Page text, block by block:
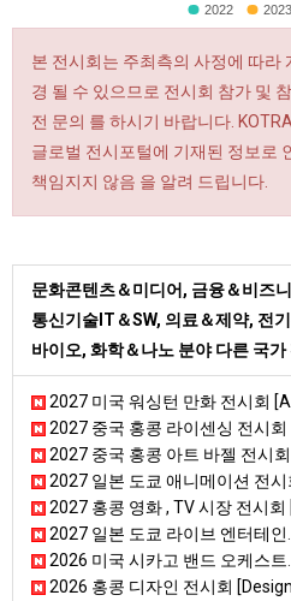
2022 2023
본 전시회는 주최측의 사정에 따라
경 될 수 있으므로 전시회 참가 및
전 문의 를 하시기 바랍니다.
글로벌 전시포털에 기재된 정보로
책임지지 않음 을 알려 드립니다.
문화콘텐츠＆미디어, 금융＆비즈
통신기술IT＆SW, 의료＆제약, 전
바이오, 화학＆나노 분야 다른 국가
2027 미국 워싱턴 만화 전시회 [Awesome Con]
2027 중국 홍콩 라이센싱 전시회
2027 중국 홍콩 아트 바젤 전시회
2027 일본 도쿄 애니메이션 전시회 [ANIME
2027 홍콩 영화 , TV 시장 전시회
2027 일본 도쿄 라이브 엔터테인먼트 전시회 [LIVeNT]
2026 미국 시카고 밴드 오케스트라 전시회
2026 홍콩 디자인 전시회